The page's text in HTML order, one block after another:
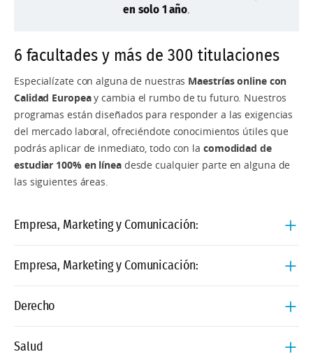
en solo 1 año
6 facultades y más de 300 titulaciones
Especialízate con alguna de nuestras Maestrías online con
Calidad Europeay cambia el rumbo de tu futuro. Nuestros
programas están diseñados para responder a las exigencias
del mercado laboral, ofreciéndote conocimientos útiles que
podrás aplicar de inmediato, todo con la comodidad de
estudiar 100% en líneadesde cualquier parte en alguna de
las siguientes áreas.
Empresa, Marketing y Comunicación:
MBA:
MBA Executive
Empresa, Marketing y Comunicación:
MBA:
Derecho
Salud